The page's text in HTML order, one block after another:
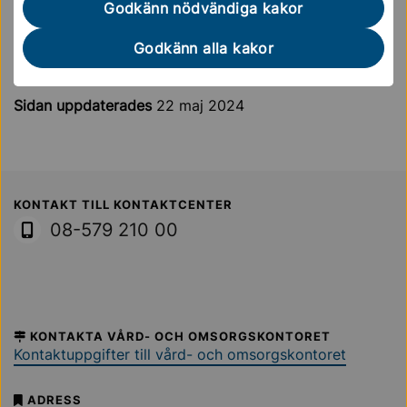
Godkänn nödvändiga kakor
Godkänn alla kakor
Kvalitetsgranskning av läkemedelshantering är en
viktig del i MAS uppföljningsarbete och syftar till att
säkerställa hög patientsäkerhet.
Sidan uppdaterades 22 maj 2024
Sollentuna Kommun
KONTAKT TILL KONTAKTCENTER
08-579 210 00
KONTAKTA VÅRD- OCH OMSORGSKONTORET
Kontaktuppgifter till vård- och omsorgskontoret
ADRESS